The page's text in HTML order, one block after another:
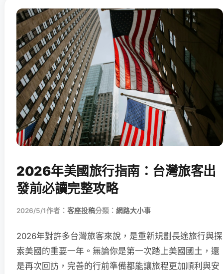
2026年美國旅行指南：台灣旅客出
發前必讀完整攻略
2026/5/1作者： 客座投稿分類： 網路大小事
2026年對許多台灣旅客來說，是重新規劃長途旅行與探
索美國的重要一年。無論你是第一次踏上美國國土，還
是再次回訪，完善的行前準備都能讓旅程更加順利與安